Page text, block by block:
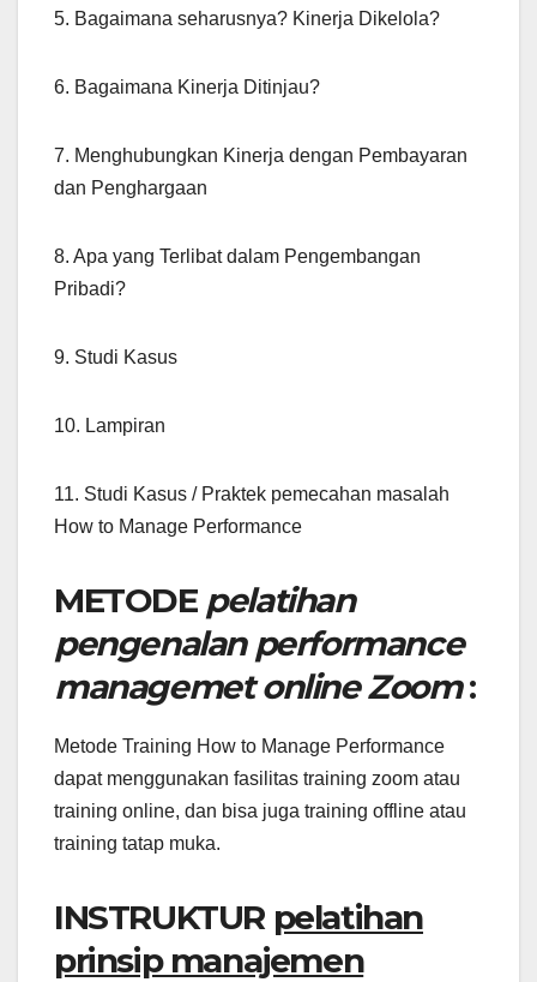
5. Bagaimana seharusnya? Kinerja Dikelola?
6. Bagaimana Kinerja Ditinjau?
7. Menghubungkan Kinerja dengan Pembayaran
dan Penghargaan
8. Apa yang Terlibat dalam Pengembangan
Pribadi?
9. Studi Kasus
10. Lampiran
11. Studi Kasus / Praktek pemecahan masalah
How to Manage Performance
METODE pelatihan
pengenalan performance
managemet online Zoom:
Metode Training How to Manage Performance
dapat menggunakan fasilitas training zoom atau
training online, dan bisa juga training offline atau
training tatap muka.
INSTRUKTUR pelatihan
prinsip manajemen